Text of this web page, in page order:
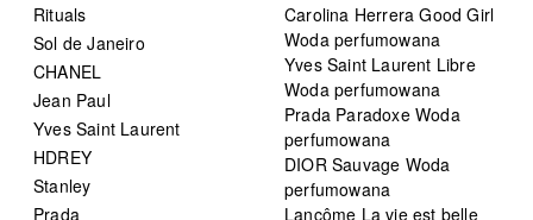
Rituals
Sol de Janeiro
CHANEL
Jean Paul
Yves Saint Laurent
HDREY
Stanley
Prada
Carolina Herrera Good Girl
Woda perfumowana
Yves Saint Laurent Libre
Woda perfumowana
Prada Paradoxe Woda
perfumowana
DIOR Sauvage Woda
perfumowana
Lancôme La vie est belle